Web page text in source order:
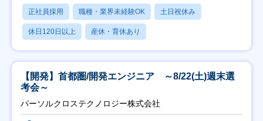
正社員採用 職種・業界未経験OK 土日祝休み
休日120日以上 産休・育休あり
【開発】首都圏/開発エンジニア ～8/22(土)週末選
考会～
パーソルクロステクノロジー株式会社